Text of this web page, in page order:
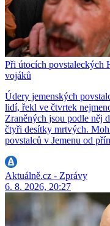
Při útocích povstaleckých
vojáků
Údery jemenských
lidí, řekl ve čtvrtek
Zraněných jsou podle něj
čtyři desítky mrtvých.
povstalců v Jemenu od
Aktuálně.cz - Zprávy
6. 8. 2026, 20:27